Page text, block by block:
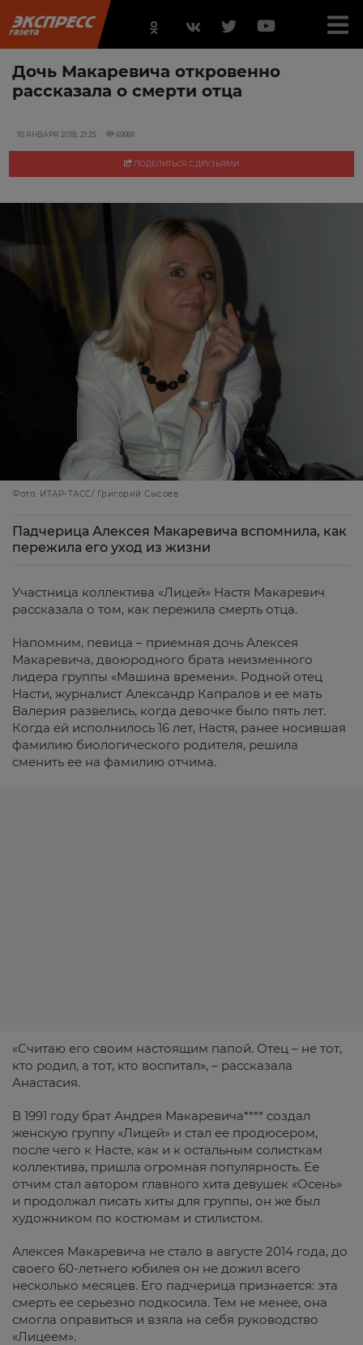
Дочь Макаревича откровенно
рассказала о смерти отца
10 ЯНВАРЯ 2018, 21:25 69991
ПОДЕЛИТЬСЯ С ДРУЗЬЯМИ
Фото: ИТАР-ТАСС/ Григорий Сысоев
Падчерица Алексея Макаревича вспомнила, как
пережила его уход из жизни
Участница коллектива «Лицей» Настя Макаревич
рассказала о том, как пережила смерть отца.
Напомним, певица – приемная дочь Алексея
Макаревича, двоюродного брата неизменного
лидера группы «Машина времени». Родной отец
Насти, журналист Александр Капралов и ее мать
Валерия развелись, когда девочке было пять лет.
Когда ей исполнилось 16 лет, Настя, ранее носившая
фамилию биологического родителя, решила
сменить ее на фамилию отчима.
«Считаю его своим настоящим папой. Отец – не тот,
кто родил, а тот, кто воспитал», – рассказала
Анастасия.
В 1991 году брат Андрея Макаревича**** создал
женскую группу «Лицей» и стал ее продюсером,
после чего к Насте, как и к остальным солисткам
коллектива, пришла огромная популярность. Ее
отчим стал автором главного хита девушек «Осень»
и продолжал писать хиты для группы, он же был
художником по костюмам и стилистом.
Алексея Макаревича не стало в августе 2014 года, до
своего 60-летнего юбилея он не дожил всего
несколько месяцев. Его падчерица признается: эта
смерть ее серьезно подкосила. Тем не менее, она
смогла оправиться и взяла на себя руководство
«Лицеем».